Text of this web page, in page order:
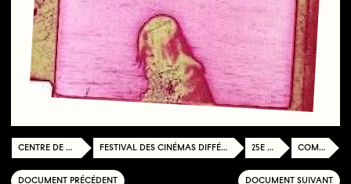
DOCUMENT PRÉCÉDENT DOCUMENT SUIVANT
CENTRE DE DOCUMENTATION FESTIVAL DES CINÉMAS DIFFÉRENTS ET EXPÉRIMENTAUX DE PARIS 25E ÉDITION COMPÉTITION